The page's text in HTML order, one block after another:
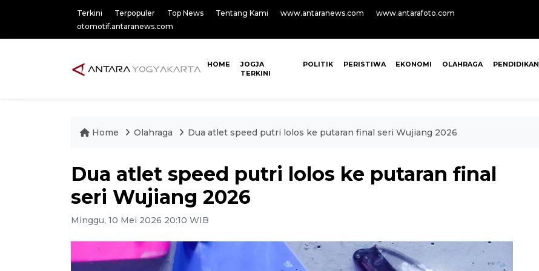
Terkini Terpopuler Top News Tentang Kami www.antaranews.com
www.antarafoto.com
otomotif.antaranews.com
HOME
JOGJA
TERKINI
POLITIK PERISTIWA EKONOMI OLAHRAGA PENDIDIKAN
Home Olahraga Dua atlet speed putri lolos ke putaran final seri Wujiang 2026
Dua atlet speed putri lolos ke putaran final
seri Wujiang 2026
Minggu, 10 Mei 2026 20:10 WIB